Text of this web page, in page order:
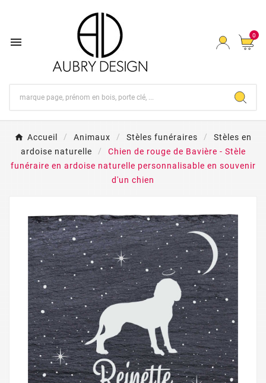
 0
Accueil Animaux Stèles funéraires
Stèles en
ardoise naturelle
Chien de rouge de Bavière - Stèle
funéraire en ardoise naturelle personnalisable en souvenir
d'un chien